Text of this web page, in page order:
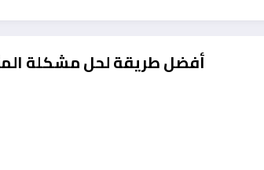
أفضل طريقة لحل مشكلة